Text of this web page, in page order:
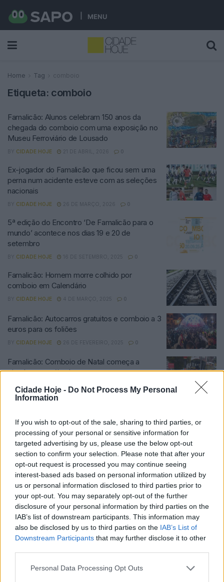
Cidade Hoje - Do Not Process My Personal
Information
If you wish to opt-out of the sale, sharing to third parties, or
processing of your personal or sensitive information for
targeted advertising by us, please use the below opt-out
section to confirm your selection. Please note that after your
opt-out request is processed you may continue seeing
interest-based ads based on personal information utilized by
us or personal information disclosed to third parties prior to
your opt-out. You may separately opt-out of the further
disclosure of your personal information by third parties on the
IAB’s list of downstream participants. This information may
also be disclosed by us to third parties on the IAB’s List of
Downstream Participants that may further disclose it to other
Personal Data Processing Opt Outs
MENU
Home Tag comboio
Etiqueta: comboio
Famalicão: Alunos celebram 150 anos da
chegada do comboio com uma exposição no
Museu Ferroviário de Lousado
BY CIDADE HOJE 21 DE ABRIL, 2026 0
Ex-jogador do Famalicão que ficou sem uma
perna num acidente esteve com as seleções
nacionais
BY CIDADE HOJE 26 DE MARÇO, 2026 0
5ª edição do Encontro ‘De Famalicão para o
mundo’ acontece nos dias 19 e 20 de
setembro
BY CIDADE HOJE 16 DE SETEMBRO, 2025 0
Famalicão: Homem morre colhido por
comboio em Calendário
BY CIDADE HOJE 4 DE MARÇO, 2025 0
Famalicão: Autocarros gratuitos e comboio a 3
euros para os foliões
BY CIDADE HOJE 26 DE FEVEREIRO, 2025 0
Famalicão: Comboio de Natal começa a
circular este sábado
CIDADE HOJE 29 DE NOVEMBRO, 2024
CIDADE HOJE 23 DE NOVEMBRO, 2024
Famalicão: Natal iluminado com 3,7 milhões de
luzes LED
CIDADE HOJE 13 DE NOVEMBRO, 2024 0
Famalicão: Carrossel e comboio de Natal
gratuitos para crianças e idosos
CIDADE HOJE 5 DE NOVEMBRO, 2024 0
Linha do Minho cortada devido a